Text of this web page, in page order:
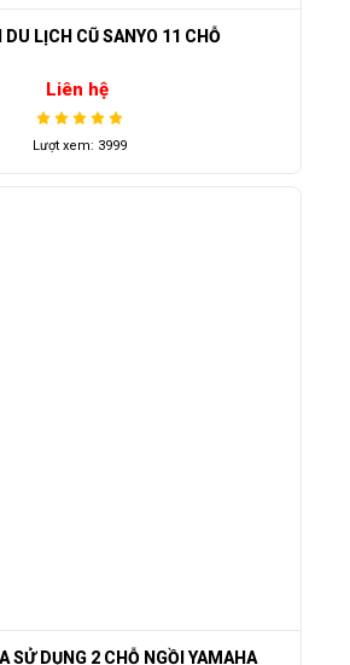
DU LỊCH CŨ SANYO 11 CHỖ
Liên hệ
Lượt xem: 3999
SỬ DỤNG 2 CHỖ NGỒI YAMAHA